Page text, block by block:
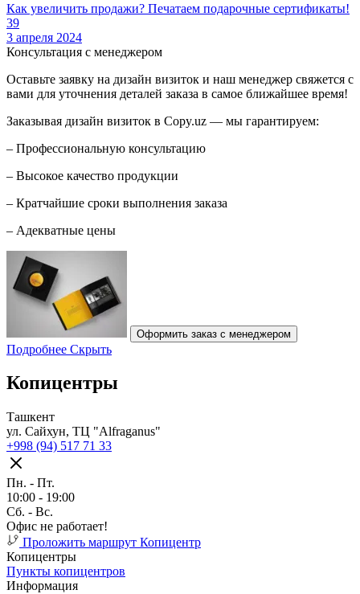
Как увеличить продажи? Печатаем подарочные сертификаты!
39
3 апреля 2024
Консультация с менеджером
Оставьте заявку на дизайн визиток и наш менеджер свяжется с
вами для уточнения деталей заказа в самое ближайшее время!
Заказывая дизайн визиток в Copy.uz — мы гарантируем:
– Профессиональную консультацию
– Высокое качество продукции
– Кратчайшие сроки выполнения заказа
– Адекватные цены
Оформить заказ с менеджером
Подробнее Скрыть
Копицентры
Ташкент
ул. Сайхун, ТЦ "Alfraganus"
+998 (94) 517 71 33
Пн. - Пт.
10:00 - 19:00
Cб. - Вс.
Офис не работает!
Проложить маршрут Копицентр
Копицентры
Пункты копицентров
Информация